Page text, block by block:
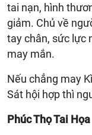
tai nạn, hình
giảm. Chủ về
tay chân, sức lực
may mắn.
Nếu chẳng may
Sát hội hợp thì
Phúc Thọ Tai Họa